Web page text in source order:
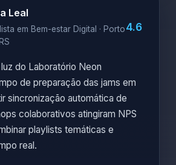
Leal
em Bem-estar Digital · Porto4.6
do Laboratório Neon
de preparação das jams em
sincronização automática de
colaborativos atingiram NPS
playlists temáticas e
real.